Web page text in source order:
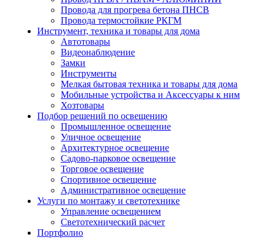
Провода для прогрева бетона ПНСВ
Провода термостойкие РКГМ
Инструмент, техника и товары для дома
Автотовары
Видеонаблюдение
Замки
Инструменты
Мелкая бытовая техника и товары для дома
Мобильные устройства и Аксессуары к ним
Хозтовары
Подбор решений по освещению
Промышленное освещение
Уличное освещение
Архитектурное освещение
Садово-парковое освещение
Торговое освещение
Спортивное освещение
Административное освещение
Услуги по монтажу и светотехнике
Управление освещением
Светотехнический расчет
Портфолио